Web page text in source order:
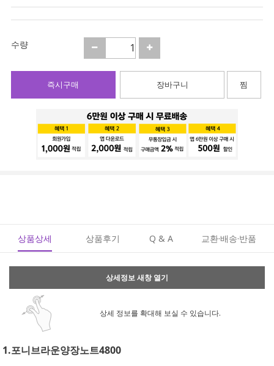
수량
즉시구매 장바구니 찜
상품상세 상품후기 Q & A 교환·배송·반품
상세정보 새창 열기
상세 정보를 확대해 보실 수 있습니다.
1.포니브라운양장노트4800